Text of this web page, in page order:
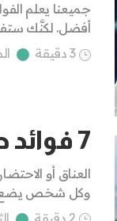
جميعنا يعلم
أفضل. لكنَّك
3 دقيقة
7 فوائد صحية ونفسية للعناق
العناق أو
وكل شخص يضع
2 دقيقة